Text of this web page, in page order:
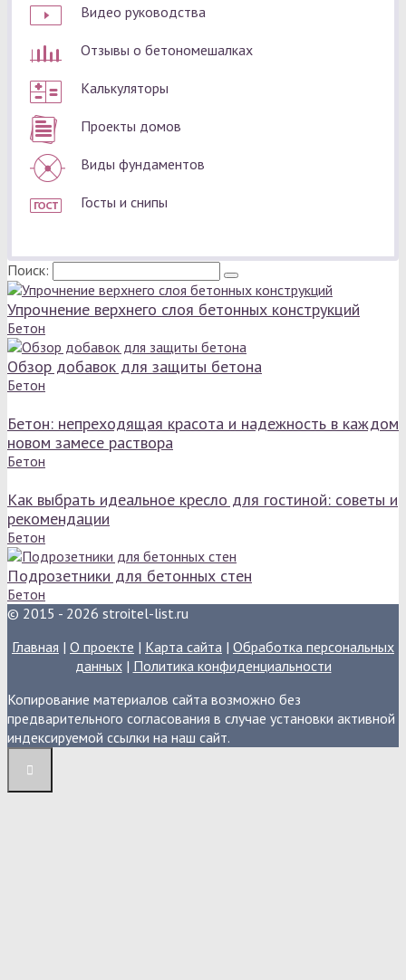
Видео руководства
Отзывы о бетономешалках
Калькуляторы
Проекты домов
Виды фундаментов
Госты и снипы
Поиск:
Упрочнение верхнего слоя бетонных конструкций
Бетон
Обзор добавок для защиты бетона
Бетон
Бетон: непреходящая красота и надежность в каждом
новом замесе раствора
Бетон
Как выбрать идеальное кресло для гостиной: советы и
рекомендации
Бетон
Подрозетники для бетонных стен
Бетон
© 2015 - 2026 stroitel-list.ru
Главная | О проекте | Карта сайта | Обработка персональных
данных| Политика конфиденциальности
Копирование материалов сайта возможно без
предварительного согласования в случае установки активной
индексируемой ссылки на наш сайт.